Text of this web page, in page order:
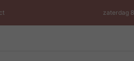
zaterdag